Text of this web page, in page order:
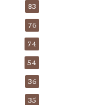
83
76
74
54
36
35